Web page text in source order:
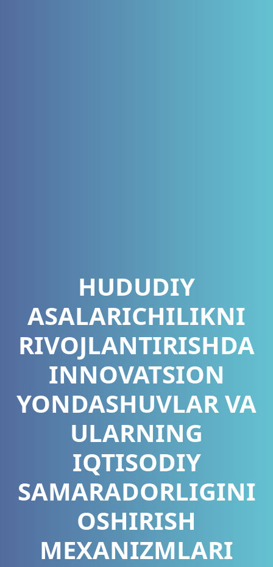
HUDUDIY
ASALARICHILIKNI
RIVOJLANTIRISHDA
INNOVATSION
YONDASHUVLAR VA
ULARNING
IQTISODIY
SAMARADORLIGINI
OSHIRISH
MEXANIZMLARI